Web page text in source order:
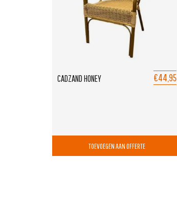
CADZAND HONEY €44,95
TOEVOEGEN AAN OFFERTE